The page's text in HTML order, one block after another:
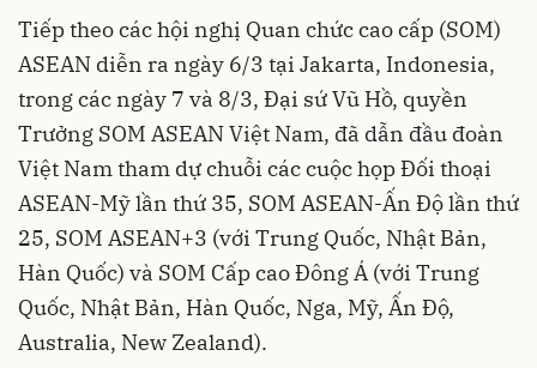
Tiếp theo các hội nghị Quan chức cao cấp (SOM)
ASEAN diễn ra ngày 6/3 tại Jakarta, Indonesia,
trong các ngày 7 và 8/3, Đại sứ Vũ Hồ, quyền
Trưởng SOM ASEAN Việt Nam, đã dẫn đầu đoàn
Việt Nam tham dự chuỗi các cuộc họp Đối thoại
ASEAN-Mỹ lần thứ 35, SOM ASEAN-Ấn Độ lần thứ
25, SOM ASEAN+3 (với Trung Quốc, Nhật Bản,
Hàn Quốc) và SOM Cấp cao Đông Á (với Trung
Quốc, Nhật Bản, Hàn Quốc, Nga, Mỹ, Ấn Độ,
Australia, New Zealand).